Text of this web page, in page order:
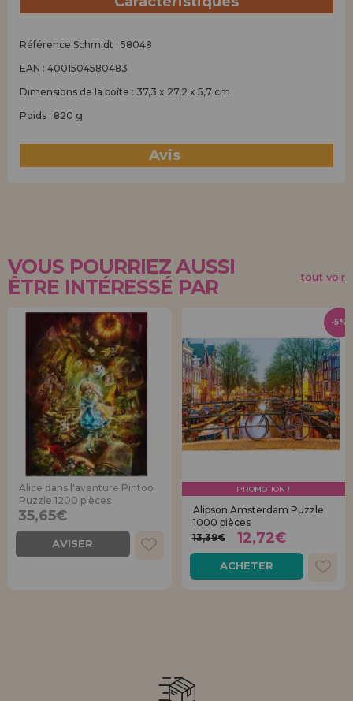
Référence Schmidt : 58048
EAN : 4001504580483
Dimensions de la boîte : 37,3 x 27,2 x 5,7 cm
Poids : 820 g
Avis
VOUS POURRIEZ AUSSI
ÊTRE INTÉRESSÉ PAR
tout voir
Alice dans l'aventure Pintoo
Puzzle 1200 pièces
35,65€
AVISER
PROMOTION !
Alipson Amsterdam Puzzle
1000 pièces
13,39€
12,72€
ACHETER
-5%